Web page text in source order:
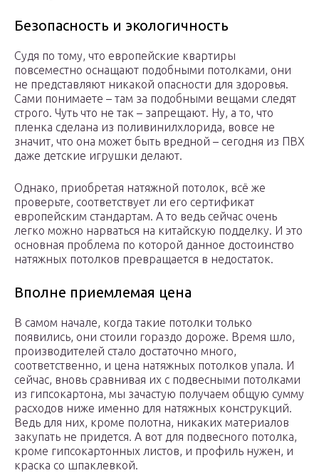
Безопасность и экологичность
Судя по тому, что европейские квартиры
повсеместно оснащают подобными потолками, они
не представляют никакой опасности для здоровья.
Сами понимаете – там за подобными вещами следят
строго. Чуть что не так – запрещают. Ну, а то, что
пленка сделана из поливинилхлорида, вовсе не
значит, что она может быть вредной – сегодня из ПВХ
даже детские игрушки делают.
Однако, приобретая натяжной потолок, всё же
проверьте, соответствует ли его сертификат
европейским стандартам. А то ведь сейчас очень
легко можно нарваться на китайскую подделку. И это
основная проблема по которой данное достоинство
натяжных потолков превращается в недостаток.
Вполне приемлемая цена
В самом начале, когда такие потолки только
появились, они стоили гораздо дороже. Время шло,
производителей стало достаточно много,
соответственно, и цена натяжных потолков упала. И
сейчас, вновь сравнивая их с подвесными потолками
из гипсокартона, мы зачастую получаем общую сумму
расходов ниже именно для натяжных конструкций.
Ведь для них, кроме полотна, никаких материалов
закупать не придется. А вот для подвесного потолка,
кроме гипсокартонных листов, и профиль нужен, и
краска со шпаклевкой.